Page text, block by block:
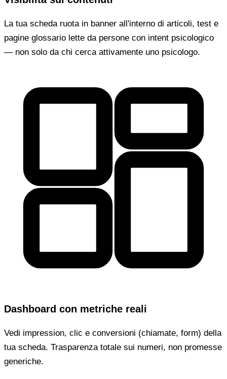
La tua scheda ruota in banner all'interno di articoli, test e
pagine glossario lette da persone con intent psicologico
— non solo da chi cerca attivamente uno psicologo.
Dashboard con metriche reali
Vedi impression, clic e conversioni (chiamate, form) della
tua scheda. Trasparenza totale sui numeri, non promesse
generiche.